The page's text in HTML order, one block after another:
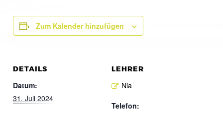
Zum Kalender hinzufügen
DETAILS
Datum:
31. Juli 2024
LEHRER
Nia
Telefon: